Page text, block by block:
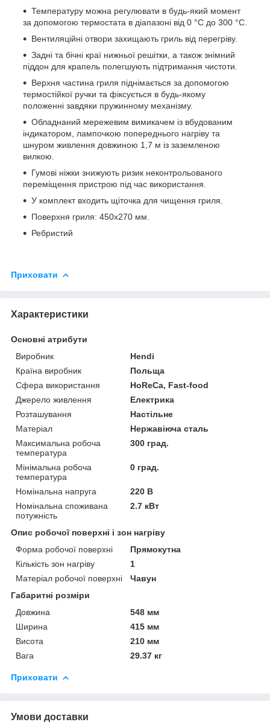
Температуру можна регулювати в будь-який момент
за допомогою термостата в діапазоні від 0 °C до 300 °C.
Вентиляційні отвори захищають гриль від перегріву.
Задні та бічні краї нижньої решітки, а також знімний
піддон для крапель полегшують підтримання чистоти.
Верхня частина гриля піднімається за допомогою
термостійкої ручки та фіксується в будь-якому
положенні завдяки пружинному механізму.
Обладнаний мережевим вимикачем із вбудованим
індикатором, лампочкою попереднього нагріву та
шнуром живлення довжиною 1,7 м із заземленою
вилкою.
Гумові ніжки знижують ризик неконтрольованого
переміщення пристрою під час використання.
У комплект входить щіточка для чищення гриля.
Поверхня гриля: 450х270 мм.
Ребристий
Приховати
Характеристики
Основні атрибути
Виробник
Hendi
Країна виробник
Польща
Сфера використання
HoReCa, Fast-food
Джерело живлення
Електрика
Розташування
Настільне
Матеріал
Нержавіюча сталь
Максимальна робоча
температура
300 град.
Мінімальна робоча
температура
0 град.
Номінальна напруга
220 В
Номінальна споживана
потужність
2.7 кВт
Опис робочої поверхні і зон нагріву
Форма робочої поверхні
Прямокутна
Кількість зон нагріву
1
Матеріал робочої поверхні
Чавун
Габаритні розміри
Довжина
548 мм
Ширина
415 мм
Висота
210 мм
Вага
29.37 кг
Приховати
Умови доставки